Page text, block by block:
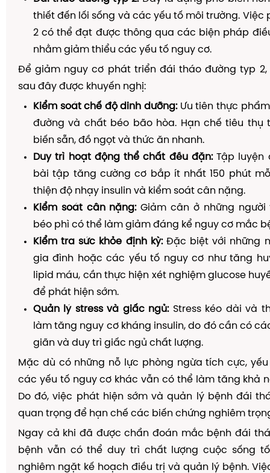
thiết đến lối sống và các yếu tố môi trường. Việc
2 có thể đạt được thông qua các biện pháp
nhằm giảm thiểu các yếu tố nguy cơ.
Để giảm nguy cơ phát triển đái tháo đường typ
sau đây được khuyến nghị:
Kiểm soát chế độ dinh dưỡng:Ưu tiên thực
đường và chất béo bão hòa. Hạn chế tiêu thụ
biến sẵn, đồ ngọt và thức ăn nhanh.
Duy trì hoạt động thể chất đều đặn:Tập luyện
bài tập tăng cường cơ bắp ít nhất 150 phút
thiện độ nhạy insulin và kiểm soát cân nặng.
Kiểm soát cân nặng:Giảm cân ở những người
béo phì có thể làm giảm đáng kể nguy cơ mắc
Kiểm tra sức khỏe định kỳ:Đặc biệt với những
gia đình hoặc các yếu tố nguy cơ như tăng
lipid máu, cần thực hiện xét nghiệm glucose
để phát hiện sớm.
Quản lý stress và giấc ngủ:Stress kéo dài và
làm tăng nguy cơ kháng insulin, do đó cần có
giãn và duy trì giấc ngủ chất lượng.
Mặc dù có những nỗ lực phòng ngừa tích cực,
các yếu tố nguy cơ khác vẫn có thể làm tăng khả
Do đó, việc phát hiện sớm và quản lý bệnh đái
quan trọng để hạn chế các biến chứng nghiêm
Ngay cả khi đã được chẩn đoán mắc bệnh đái
bệnh vẫn có thể duy trì chất lượng cuộc sống
nghiêm ngặt kế hoạch điều trị và quản lý bệnh.